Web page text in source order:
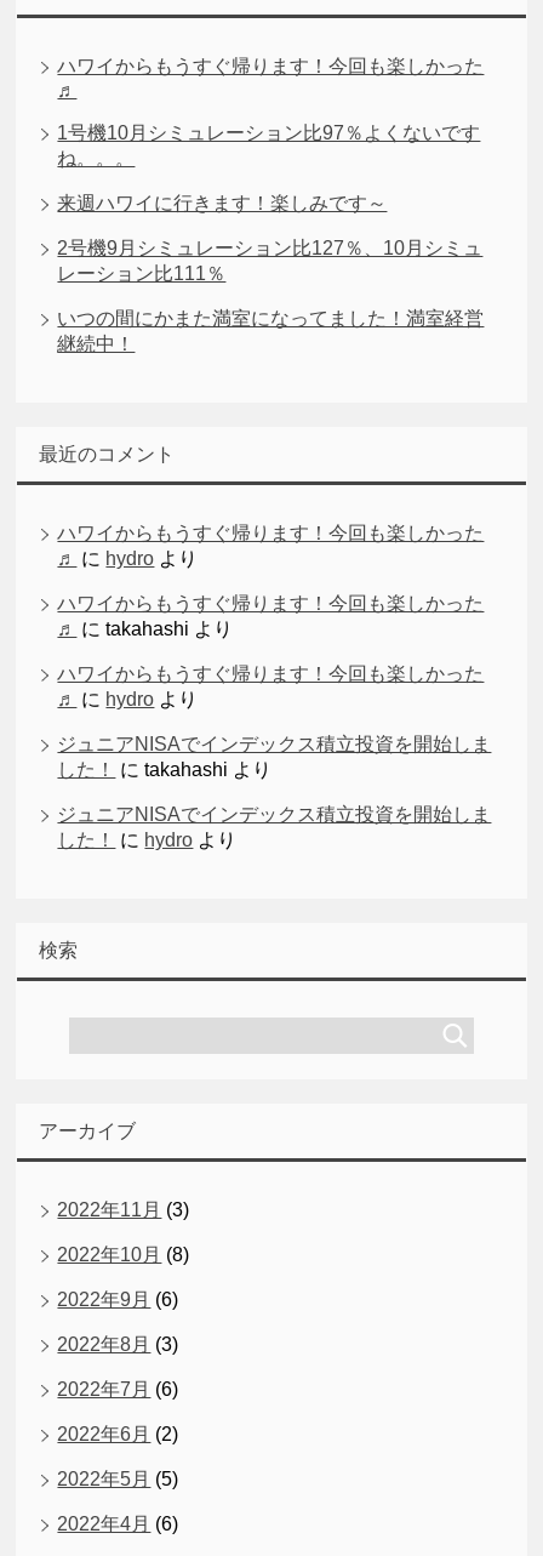
ハワイからもうすぐ帰ります！今回も楽しかった
♬
1号機10月シミュレーション比97％よくないです
ね。。。
来週ハワイに行きます！楽しみです～
2号機9月シミュレーション比127％、10月シミュ
レーション比111％
いつの間にかまた満室になってました！満室経営
継続中！
最近のコメント
ハワイからもうすぐ帰ります！今回も楽しかった
♬
に hydro より
ハワイからもうすぐ帰ります！今回も楽しかった
♬
にtakahashi より
ハワイからもうすぐ帰ります！今回も楽しかった
♬
に hydro より
ジュニアNISAでインデックス積立投資を開始しま
した！
にtakahashi より
ジュニアNISAでインデックス積立投資を開始しま
した！
に hydro より
検索
アーカイブ
2022年11月 (3)
2022年10月 (8)
2022年9月 (6)
2022年8月 (3)
2022年7月 (6)
2022年6月 (2)
2022年5月 (5)
2022年4月 (6)